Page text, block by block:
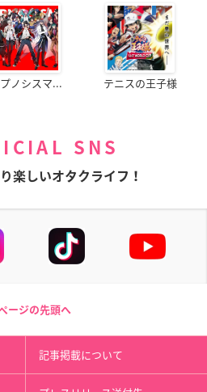
ノシスマ... テニスの王子様
SNS
楽しいオタクライフ！
ージの先頭へ
記事掲載について